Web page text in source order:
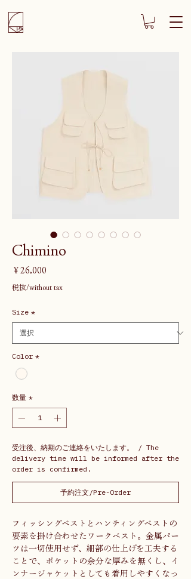
Chimino
￥26,000
税抜/without tax
Size *
Color *
数量 *
受注後、納期のご連絡をいたします。 / The
delivery time will be informed after the
order is confirmed.
予約注文/Pre-Order
フィッシングベストとハンティングベストの
要素を掛け合わせたワークベスト。金属パー
ツは一切使用せず、細部の仕上げを工夫する
ことで、ポケットの余分な厚みを無くし、イ
ンナージャケットとしても着用しやすくなっ